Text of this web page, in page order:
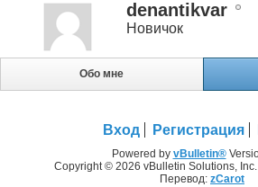
denantikvar
Новичок
Обо мне
Вход Регистрация
Powered by vBulletin®
Copyright © 2026 vBulletin Solutions,
Перевод: zCarot